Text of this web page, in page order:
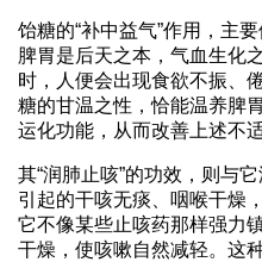
饴糖的“补中益气”作用，主
脾胃是后天之本，气血生化
时，人便会出现食欲不振、
糖的甘温之性，恰能温养脾
运化功能，从而改善上述不适
其“润肺止咳”的功效，则与
引起的干咳无痰、咽喉干燥
它不像某些止咳药那样强力
干燥，使咳嗽自然减轻。这